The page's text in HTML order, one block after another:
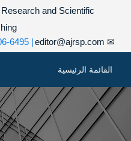
and Scientific
✉